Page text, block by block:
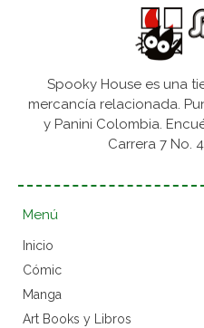
Spooky House es una
mercancía relacionada.
y Panini Colombia.
Carrera 7 No.
Menú
Inicio
Cómic
Manga
Art Books y Libros